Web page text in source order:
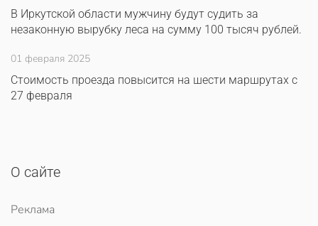
В Иркутской области мужчину будут судить за
незаконную вырубку леса на сумму 100 тысяч рублей.
01 февраля 2025
Стоимость проезда повысится на шести маршрутах с
27 февраля
О сайте
Реклама